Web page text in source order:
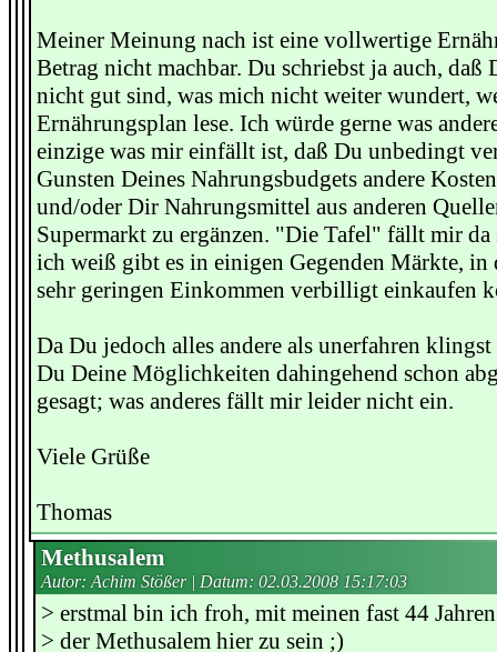
Meiner Meinung nach ist eine vollwertige
Betrag nicht machbar. Du schriebst ja auch, daß
nicht gut sind, was mich nicht weiter wundert,
Ernährungsplan lese. Ich würde gerne was
einzige was mir einfällt ist, daß Du unbedingt
Gunsten Deines Nahrungsbudgets andere
und/oder Dir Nahrungsmittel aus anderen
Supermarkt zu ergänzen. "Die Tafel" fällt mir
ich weiß gibt es in einigen Gegenden Märkte, in
sehr geringen Einkommen verbilligt einkaufen
Da Du jedoch alles andere als unerfahren
Du Deine Möglichkeiten dahingehend schon
gesagt; was anderes fällt mir leider nicht ein.
Viele Grüße
Thomas
Methusalem
Autor: Achim Stößer | Datum: 02.03.2008 15:17:03
> erstmal bin ich froh, mit meinen fast 44
> der Methusalem hier zu sein ;)